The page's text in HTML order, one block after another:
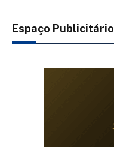
Espaço Publicitário